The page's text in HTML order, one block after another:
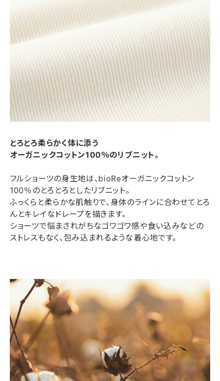
とろとろ柔らかく体に添う
オーガニックコットン100％のリブニット。
フルショーツの身生地は、bioReオーガニックコットン
100％のとろとろとしたリブニット。
ふっくらと柔らかな肌触りで、身体のラインに合わせてとろ
んとキレイなドレープを描きます。
ショーツで悩まされがちなゴワゴワ感や食い込みなどの
ストレスもなく、包み込まれるような着心地です。